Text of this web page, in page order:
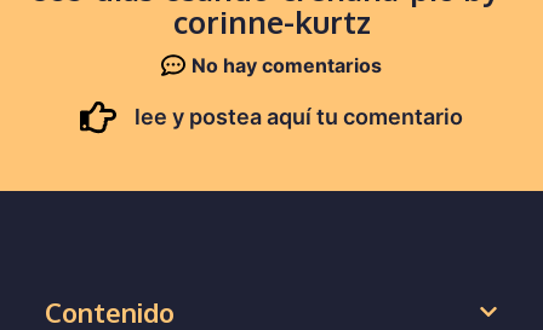
corinne-kurtz
No hay comentarios
lee y postea aquí tu comentario
Contenido